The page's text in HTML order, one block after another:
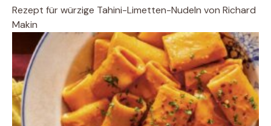
Rezept für würzige Tahini-Limetten-Nudeln von Richard
Makin